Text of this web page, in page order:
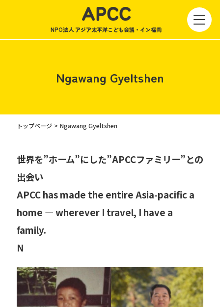
NPO法人 アジア太平洋こども会議・イン福岡
Ngawang Gyeltshen
トップページ Ngawang Gyeltshen
世界を”ホーム”にした”APCCファミリー”との
出会い
APCC has made the entire Asia-pacific a
home — wherever I travel, I have a
family.
N